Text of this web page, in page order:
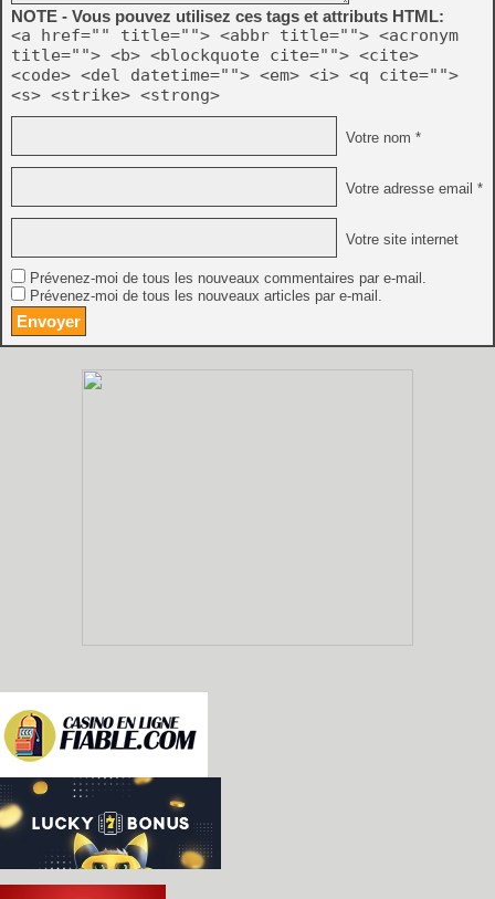
NOTE - Vous pouvez utilisez ces tags et attributs HTML:
<a href="" title=""> <abbr title=""> <acronym
title=""> <b> <blockquote cite=""> <cite>
<code> <del datetime=""> <em> <i> <q cite="">
<s> <strike> <strong>
Votre nom *
Votre adresse email *
Votre site internet
Prévenez-moi de tous les nouveaux commentaires par e-mail.
Prévenez-moi de tous les nouveaux articles par e-mail.